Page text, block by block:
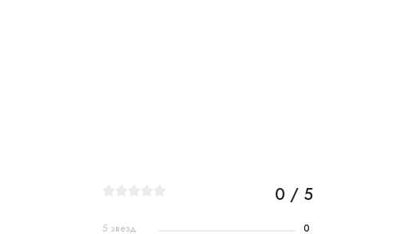
0 / 5
5 звезд
0